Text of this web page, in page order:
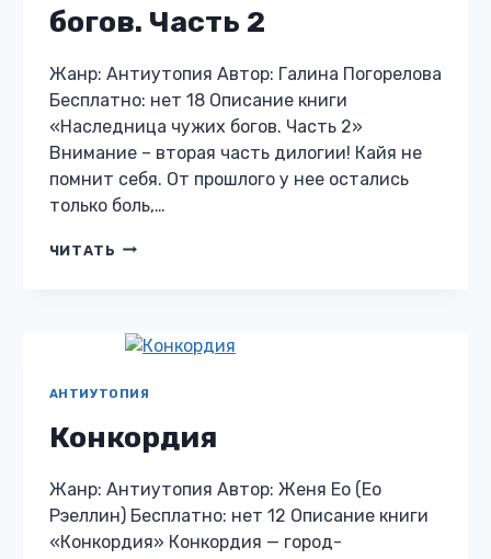
богов. Часть 2
Жанр: Антиутопия Автор: Галина Погорелова
Бесплатно: нет 18 Описание книги
«Наследница чужих богов. Часть 2»
Внимание – вторая часть дилогии! Кайя не
помнит себя. От прошлого у нее остались
только боль,…
ЧИТАТЬ НАСЛЕДНИЦА
2
АНТИУТОПИЯ
Конкордия
Жанр: Антиутопия Автор: Женя Ео (Ео
Рэеллин) Бесплатно: нет 12 Описание книги
«Конкордия» Конкордия — город-